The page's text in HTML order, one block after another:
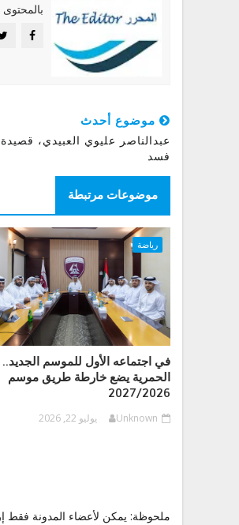
موضوع أحدث
عبدالناصر عليوي العبيدي،
فسد
موضوعات مرتبطة
رياضة
في اجتماعه الأول للموسم الجديد..
الحمرية يضع خارطة طريق موسم
2027/2026
Unknown يوليو 22, 2026
ملحوظة: يمكن لأعضاء المدونة فقط